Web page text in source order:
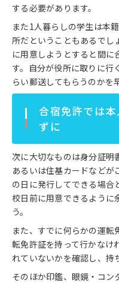
する必要があります。
また1人暮らしの学生は本
所だということもあるでし
に用意しようとすると間に
す。自分が役所に取りに行
らい郵送してもらうのかを
合宿免許では
ずに
次に大切なものは身分証明
あるいは住基カードなどが
の日に発行してできる場合
校日前に用意できるように
う。
また、すでに何らかの運転
転免許証を持って行かなけ
れていないかを確認し、持
そのほか印鑑、眼鏡・コン